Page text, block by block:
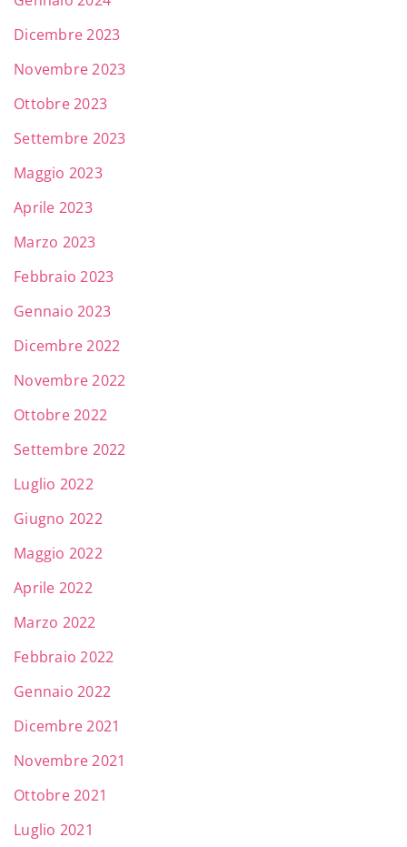
Dicembre 2023
Novembre 2023
Ottobre 2023
Settembre 2023
Maggio 2023
Aprile 2023
Marzo 2023
Febbraio 2023
Gennaio 2023
Dicembre 2022
Novembre 2022
Ottobre 2022
Settembre 2022
Luglio 2022
Giugno 2022
Maggio 2022
Aprile 2022
Marzo 2022
Febbraio 2022
Gennaio 2022
Dicembre 2021
Novembre 2021
Ottobre 2021
Luglio 2021